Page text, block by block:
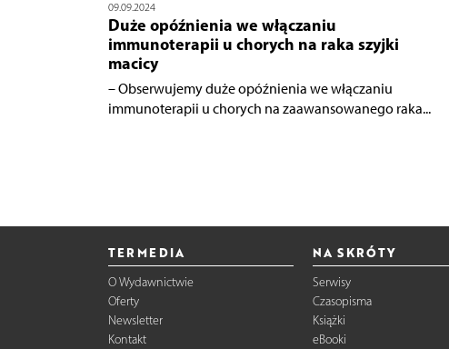
09.09.2024
Duże opóźnienia we włączaniu
immunoterapii u chorych na raka szyjki
macicy
– Obserwujemy duże opóźnienia we włączaniu
immunoterapii u chorych na zaawansowanego raka...
TERMEDIA
O Wydawnictwie
Oferty
Newsletter
Kontakt
NA SKRÓTY
Serwisy
Czasopisma
Książki
eBooki